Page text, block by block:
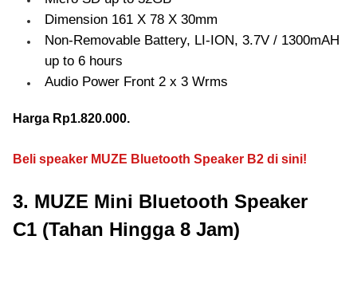
Dimension 161 X 78 X 30mm
Non-Removable Battery, LI-ION, 3.7V / 1300mAH
up to 6 hours
Audio Power Front 2 x 3 Wrms
Harga Rp1.820.000.
Beli speaker MUZE Bluetooth Speaker B2 di sini!
3. MUZE Mini Bluetooth Speaker
C1 (Tahan Hingga 8 Jam)